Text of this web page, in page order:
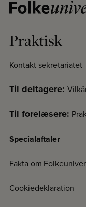
Praktisk
Kontakt sekretariatet
Til deltagere:
Til forelæsere:
Specialaftaler
Fakta om
Cookiedeklaration